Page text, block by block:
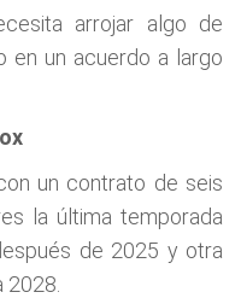
arrojar algo de
en un acuerdo a largo
un contrato de seis
la última temporada
de 2025 y otra